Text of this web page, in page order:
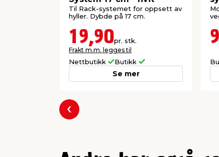
Til Rack-systemet for oppsett av
hyller. Dybde på 17 cm.
19,90pr. stk.
Frakt m.m. legges til
Nettbutikk Butikk
Se mer
Forrige